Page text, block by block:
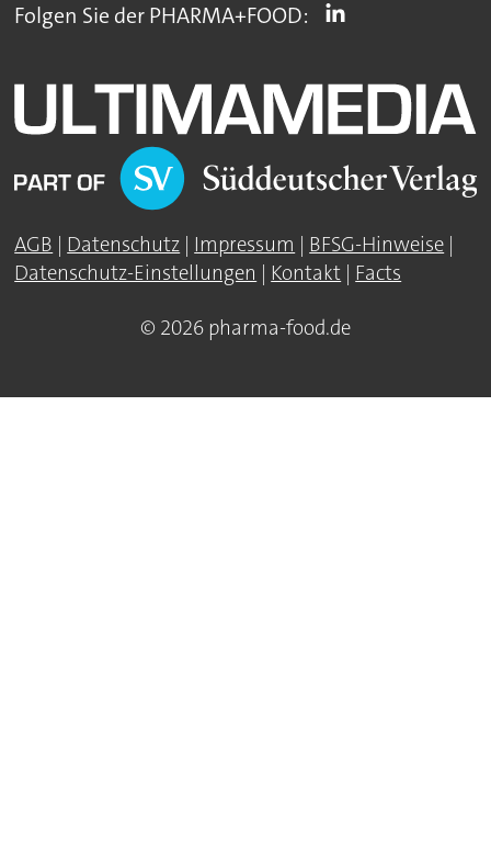
Folgen Sie der PHARMA+FOOD:
AGB Datenschutz Impressum BFSG-Hinweise
Datenschutz-Einstellungen
Kontakt Facts
© 2026 pharma-food.de